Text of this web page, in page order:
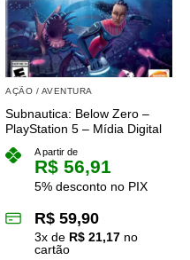
opções
podem
ser
escolhidas
do
produto
AÇÃO / AVENTURA
Subnautica: Below Zero –
PlayStation 5 – Mídia Digital
A partir de
R$ 56,91
5% desconto no PIX
R$ 59,90
3x de R$ 21,17 no
cartão